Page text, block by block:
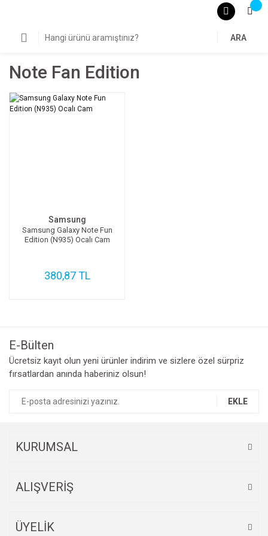
ARA
Note Fan Edition
Samsung
Samsung Galaxy Note Fun
Edition (N935) Ocalı Cam
380,87 TL
E-Bülten
Ücretsiz kayıt olun yeni ürünler indirim ve sizlere özel sürpriz
fırsatlardan anında haberiniz olsun!
EKLE
KURUMSAL
ALIŞVERİŞ
ÜYELİK